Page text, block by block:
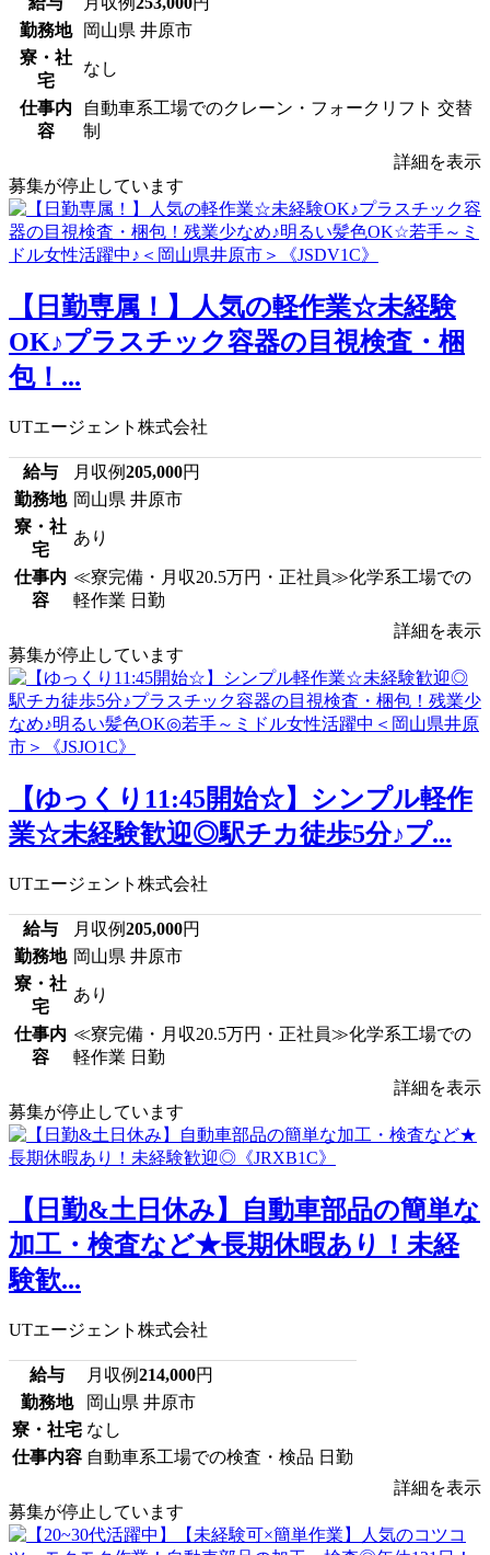
勤務地
岡山県 井原市
寮・社
宅
なし
仕事内
容
自動車系工場でのクレーン・フォークリフト 交替
制
詳細を表示
募集が停止しています
【日勤専属！】人気の軽作業☆未経験
OK♪プラスチック容器の目視検査・梱
包！...
UTエージェント株式会社
給与 月収例205,000円
勤務地 岡山県 井原市
寮・社
宅
あり
仕事内
容
≪寮完備・月収20.5万円・正社員≫化学系工場での
軽作業 日勤
詳細を表示
募集が停止しています
【ゆっくり11:45開始☆】シンプル軽作
業☆未経験歓迎◎駅チカ徒歩5分♪プ...
UTエージェント株式会社
給与 月収例205,000円
勤務地 岡山県 井原市
寮・社
宅
あり
仕事内
容
≪寮完備・月収20.5万円・正社員≫化学系工場での
軽作業 日勤
詳細を表示
募集が停止しています
【日勤&土日休み】自動車部品の簡単な
加工・検査など★長期休暇あり！未経
験歓...
UTエージェント株式会社
給与 月収例214,000円
勤務地
岡山県 井原市
寮・社宅 なし
仕事内容 自動車系工場での検査・検品 日勤
詳細を表示
募集が停止しています